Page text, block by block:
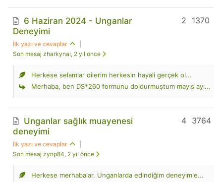
6 Haziran 2024 - Unganlar
Deneyimi
İlk yazı ve cevaplar
Son mesaj zharkynai, 2 yıl önce
1370
2
Herkese selamlar dilerim herkesin hayali gerçek ol...
Merhaba, ben DS*260 formunu doldurmuştum mayıs ayı...
Unganlar sağlık muayenesi
deneyimi
İlk yazı ve cevaplar
Son mesaj zynp84, 2 yıl önce
3764
4
Herkese merhabalar. Unganlarda edindiğim deneyimle...